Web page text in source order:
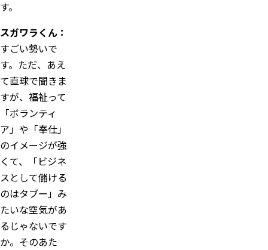
す。
スガワラくん：
すごい勢いで
す。ただ、あえ
て直球で聞きま
すが、福祉って
「ボランティ
ア」や「奉仕」
のイメージが強
くて、「ビジネ
スとして儲ける
のはタブー」み
たいな空気があ
るじゃないです
か。そのあた